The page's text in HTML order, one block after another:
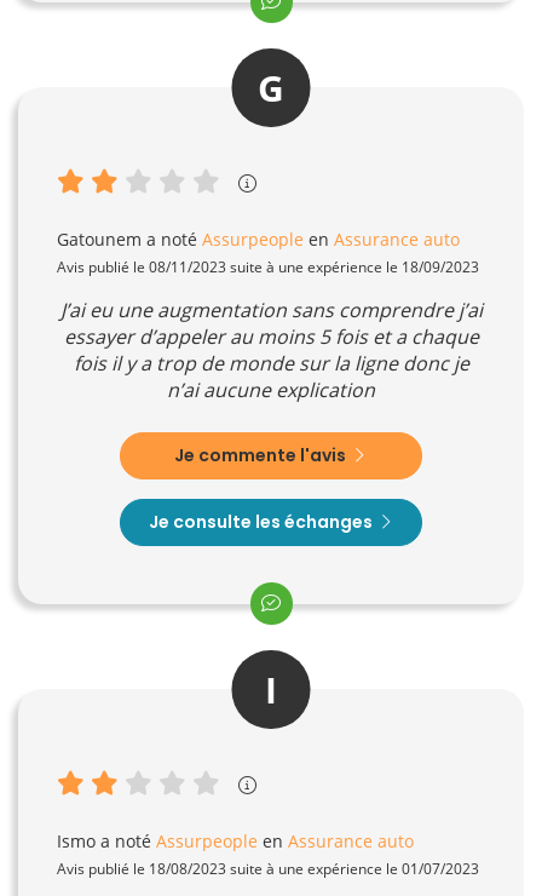
G
Gatounem a noté Assurpeople en Assurance auto
Avis publié le 08/11/2023 suite à une expérience le 18/09/2023
J’ai eu une augmentation sans comprendre j’ai
essayer d’appeler au moins 5 fois et a chaque
fois il y a trop de monde sur la ligne donc je
n’ai aucune explication
Je commente l'avis
Je consulte les échanges
I
Ismo a noté Assurpeople en Assurance auto
Avis publié le 18/08/2023 suite à une expérience le 01/07/2023